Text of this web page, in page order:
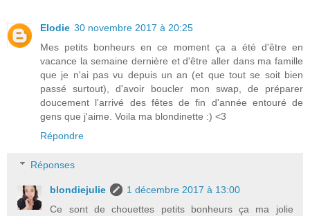
Elodie 30 novembre 2017 à 20:25
Mes petits bonheurs en ce moment ça a été d'être en
vacance la semaine dernière et d'être aller dans ma famille
que je n'ai pas vu depuis un an (et que tout se soit bien
passé surtout), d'avoir boucler mon swap, de préparer
doucement l'arrivé des fêtes de fin d'année entouré de
gens que j'aime. Voila ma blondinette :) <3
Répondre
Réponses
blondiejulie
1 décembre 2017 à 13:00
Ce sont de chouettes petits bonheurs ça ma jolie